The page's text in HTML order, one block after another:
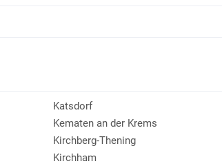
Katsdorf
Kematen an der Krems
Kirchberg-Thening
Kirchham